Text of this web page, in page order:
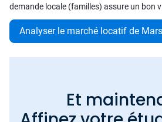
demande locale (familles) assure un bon
Analyser le marché locatif de
Et